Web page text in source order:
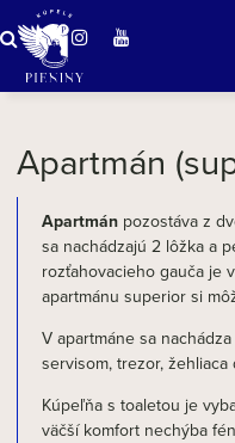
Apartmán
Apartmán pozostáva z
sa nachádzajú 2 lôžka a
rozťahovacieho gauča je
apartmánu superior si
V apartmáne sa
servisom, trezor, žehliaca
Kúpeľňa s toaletou je
väčší komfort nechýba